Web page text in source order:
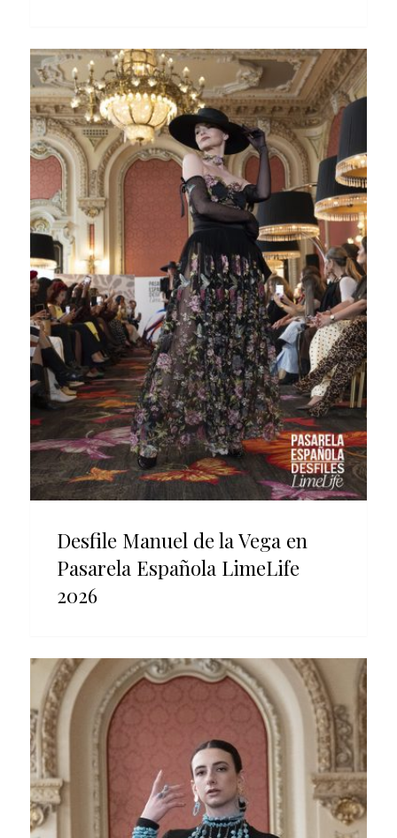
Desfile Manuel de la Vega en
Pasarela Española LimeLife
2026